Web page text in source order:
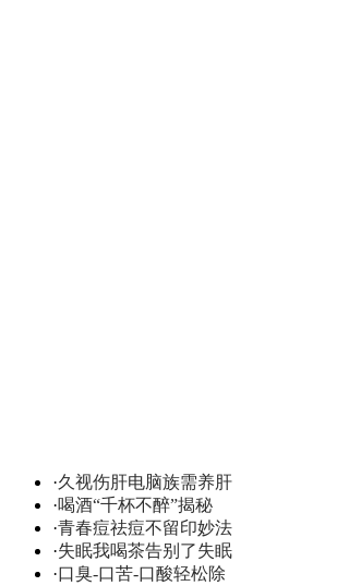
·久视伤肝电脑族需养肝
·喝酒“千杯不醉”揭秘
·青春痘祛痘不留印妙法
·失眠我喝茶告别了失眠
·口臭-口苦-口酸轻松除